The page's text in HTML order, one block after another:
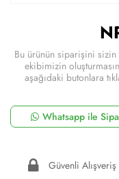
Bu ürünün siparişini
ekibimizin
aşağıdaki butonlara
Whatsapp ile
Güvenli Alışveriş